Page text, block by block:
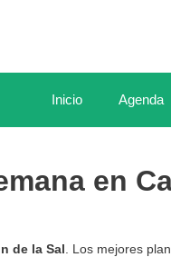
Inicio Agenda
en
de la Sal . Los mejores